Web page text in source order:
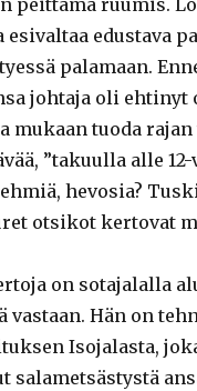
peittämä ruumis.
edustava
palamaan.
johtaja oli ehtinyt
mukaan tuoda rajan
”takuulla alle
hevosia?
otsikot kertovat
on sotajalalla
vastaan. Hän on
Isojalasta,
salametsästystä